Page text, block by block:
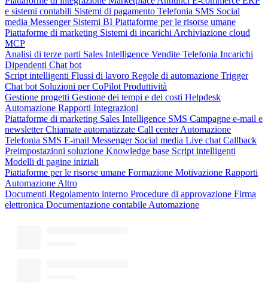
e sistemi contabili Sistemi di pagamento Telefonia SMS Social
media Messenger Sistemi BI Piattaforme per le risorse umane
Piattaforme di marketing Sistemi di incarichi Archiviazione cloud
MCP
Analisi di terze parti Sales Intelligence Vendite Telefonia Incarichi
Dipendenti Chat bot
Script intelligenti Flussi di lavoro Regole di automazione Trigger
Chat bot Soluzioni per CoPilot Produttività
Gestione progetti Gestione dei tempi e dei costi Helpdesk
Automazione Rapporti Integrazioni
Piattaforme di marketing Sales Intelligence SMS Campagne e-mail e
newsletter Chiamate automatizzate Call center Automazione
Telefonia SMS E-mail Messenger Social media Live chat Callback
Preimpostazioni soluzione Knowledge base Script intelligenti
Modelli di pagine iniziali
Piattaforme per le risorse umane Formazione Motivazione Rapporti
Automazione Altro
Documenti Regolamento interno Procedure di approvazione Firma
elettronica Documentazione contabile Automazione